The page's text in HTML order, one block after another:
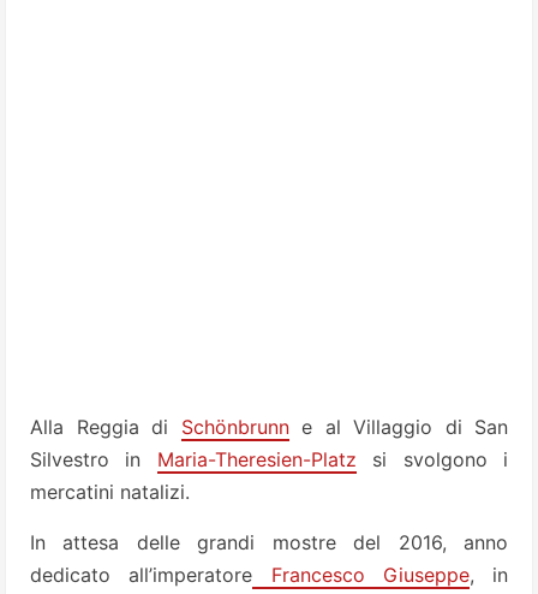
Alla Reggia di Schönbrunne al Villaggio di San
Silvestro in Maria-Theresien-Platz si svolgono i
mercatini natalizi.
In attesa delle grandi mostre del 2016, anno
dedicato all’imperatore Francesco Giuseppe, in